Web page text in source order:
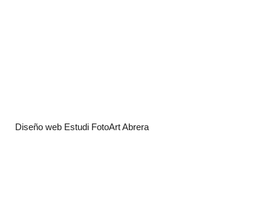
Diseño web Estudi FotoArt Abrera